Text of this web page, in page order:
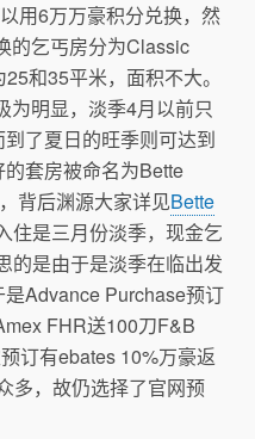
用6万万豪积分兑换，然
的乞丐房分为Classic
和35平米，面积不大。
为明显，淡季4月以前只
了夏日的旺季则可达到
套房被命名为Bette
背后渊源大家详见Bette
住是三月份淡季，现金乞
的是由于是淡季在临出发
Advance Purchase预订
FHR送100刀F&B
订有ebates 10%万豪返
多，故仍选择了官网预